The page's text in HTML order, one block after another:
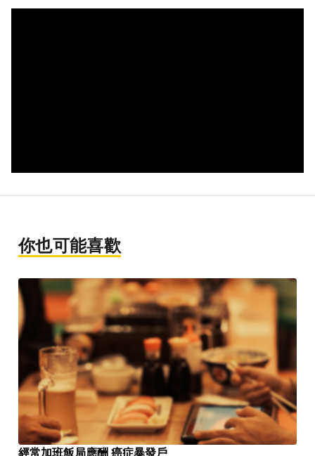
你也可能喜歡
經常加班飯局應酬 癌症暴發戶